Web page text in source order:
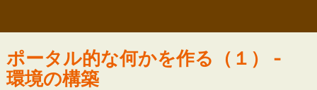
ポータル的な何かを作る（１） -
環境の構築